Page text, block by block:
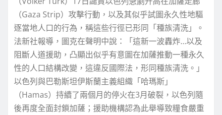
（Gaza Strip）攻擊行動，以及其似乎試圖永久性地驅
逐當地人口的行為，稱這些行徑已形同「種族清洗」。
法新社報導，圖克在聲明中說：「這新一波轟炸…以及
阻斷人道援助，凸顯出似乎有意圖在加薩推動一種永久
性的人口結構改變，這違反國際法，形同種族清洗。」
以色列與巴勒斯坦伊斯蘭主義組織「哈瑪斯」
（Hamas）持續了兩個月的停火在3月破裂，以色列隨
後再度全面封鎖加薩；援助機構認為此舉導致糧食嚴重